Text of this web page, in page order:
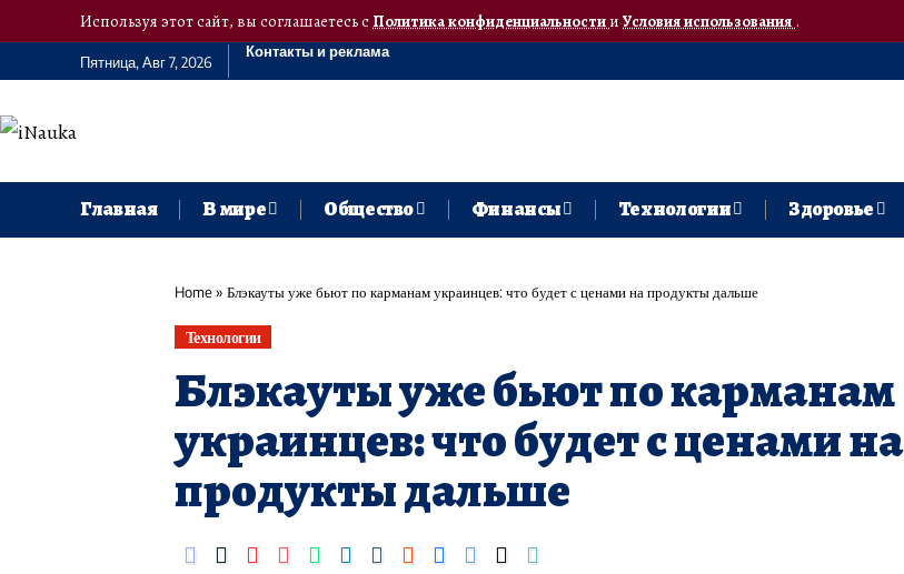
Используя этот сайт, вы соглашаетесь сПолитика конфиденциальностии Условия использования.
Пятница, Авг 7, 2026
Контакты и реклама
Главная В мире Общество Финансы Технологии Здоровье
Home» Блэкауты уже бьют по карманам украинцев: что будет с ценами на продукты дальше
Технологии
Блэкауты уже бьют по карманам
украинцев: что будет с ценами на
продукты дальше